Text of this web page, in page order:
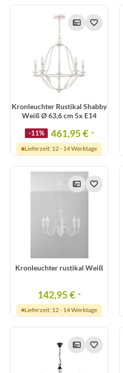
Kronleuchter Rustikal Shabby
Weiß Ø 63,6 cm 5x E14
-11% 461,95 € *
Lieferzeit: 12 - 14 Werktage
Kronleuchter rustikal Weiß
142,95 € *
Lieferzeit: 12 - 14 Werktage